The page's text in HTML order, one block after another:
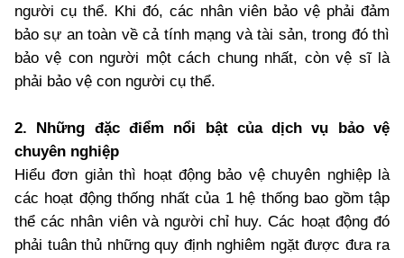
người cụ thể. Khi đó, các nhân viên bảo vệ phải đảm
bảo sự an toàn về cả tính mạng và tài sản, trong đó thì
bảo vệ con người một cách chung nhất, còn vệ sĩ là
phải bảo vệ con người cụ thể.
2. Những đặc điểm nổi bật của dịch vụ bảo vệ
chuyên nghiệp
Hiểu đơn giản thì hoạt động bảo vệ chuyên nghiệp là
các hoạt động thống nhất của 1 hệ thống bao gồm tập
thể các nhân viên và người chỉ huy. Các hoạt động đó
phải tuân thủ những quy định nghiêm ngặt được đưa ra